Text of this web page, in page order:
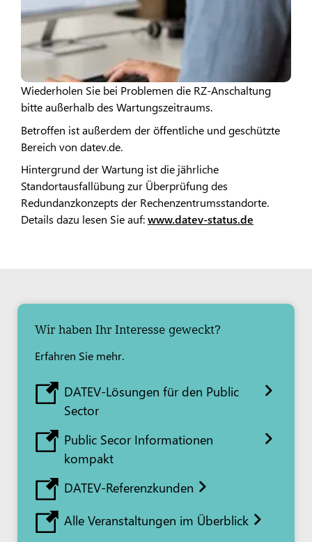
Wiederholen Sie bei Problemen die RZ-Anschaltung
bitte außerhalb des Wartungszeitraums.
Betroffen ist außerdem der öffentliche und geschützte
Bereich von datev.de.
Hintergrund der Wartung ist die jährliche
Standortausfallübung zur Überprüfung des
Redundanzkonzepts der Rechenzentrumsstandorte.
Details dazu lesen Sie auf:www.datev-status.de
Wir haben Ihr Interesse geweckt?
Erfahren Sie mehr.
DATEV-Lösungen für den Public
Sector
Public Secor Informationen
kompakt
DATEV-Referenzkunden
Alle Veranstaltungen im Überblick